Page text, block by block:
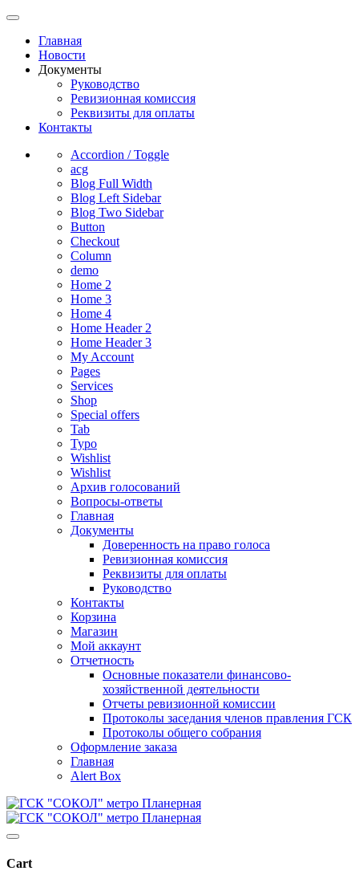
Главная
Новости
Документы
Руководство
Ревизионная комиссия
Реквизиты для оплаты
Контакты
Accordion / Toggle
acg
Blog Full Width
Blog Left Sidebar
Blog Two Sidebar
Button
Checkout
Column
demo
Home 2
Home 3
Home 4
Home Header 2
Home Header 3
My Account
Pages
Services
Shop
Special offers
Tab
Typo
Wishlist
Wishlist
Архив голосований
Вопросы-ответы
Главная
Документы
Доверенность на право голоса
Ревизионная комиссия
Реквизиты для оплаты
Руководство
Контакты
Корзина
Магазин
Мой аккаунт
Отчетность
Основные показатели финансово-
хозяйственной деятельности
Отчеты ревизионной комиссии
Протоколы заседания членов правления ГСК
Протоколы общего собрания
Оформление заказа
Главная
Alert Box
Cart